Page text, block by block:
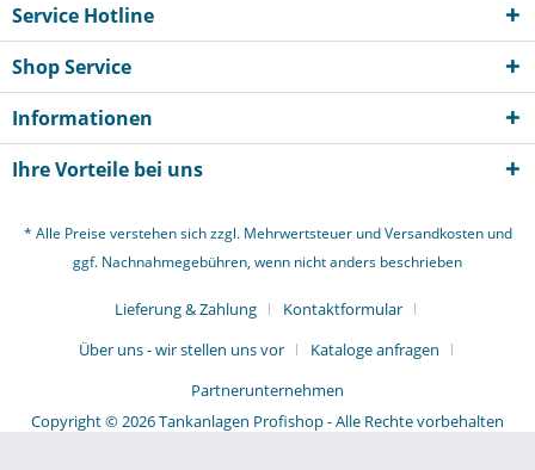
Service Hotline
Shop Service
Informationen
Ihre Vorteile bei uns
* Alle Preise verstehen sich zzgl. Mehrwertsteuer undVersandkostenund
ggf. Nachnahmegebühren, wenn nicht anders beschrieben
Lieferung & Zahlung
Kontaktformular
Über uns - wir stellen uns vor
Kataloge anfragen
Partnerunternehmen
Copyright © 2026 Tankanlagen Profishop - Alle Rechte vorbehalten